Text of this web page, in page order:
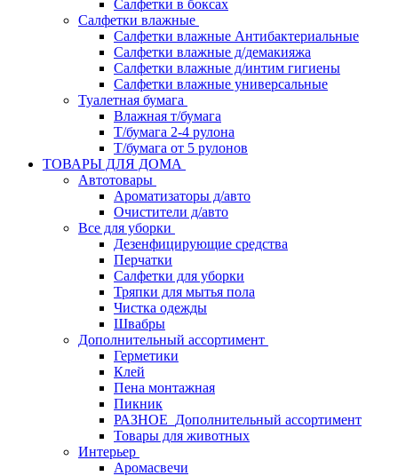
Салфетки в боксах
Салфетки влажные
Салфетки влажные Антибактериальные
Салфетки влажные д/демакияжа
Салфетки влажные д/интим гигиены
Салфетки влажные универсальные
Туалетная бумага
Влажная т/бумага
Т/бумага 2-4 рулона
Т/бумага от 5 рулонов
ТОВАРЫ ДЛЯ ДОМА
Автотовары
Ароматизаторы д/авто
Очистители д/авто
Все для уборки
Дезенфицирующие средства
Перчатки
Салфетки для уборки
Тряпки для мытья пола
Чистка одежды
Швабры
Дополнительный ассортимент
Герметики
Клей
Пена монтажная
Пикник
РАЗНОЕ_Дополнительный ассортимент
Товары для животных
Интерьер
Аромасвечи